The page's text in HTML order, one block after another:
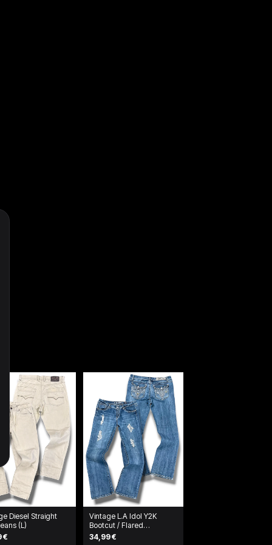
Diesel Straight
(L)
€
Vintage L.A Idol Y2K
Bootcut / Flared
Damenjeans (L)
34,99 €